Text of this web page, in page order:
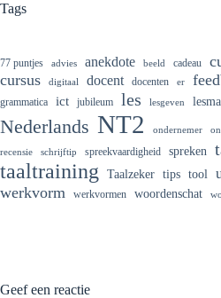
Tags
77 puntjes advies anekdote beeld cadeau
cursus digitaal docent docenten er
grammatica ict jubileum les lesgeven
Nederlands NT2 ondernemer
recensie schrijftip spreekvaardigheid spreken
taaltraining Taalzeker tips tool
werkvorm werkvormen woordenschat
Geef een reactie